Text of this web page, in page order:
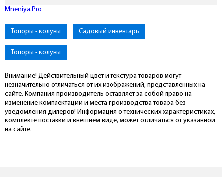
Mneniya.Pro
Топоры - колуны Садовый инвентарь
Топоры - колуны
Внимание! Действительный цвет и текстура товаров могут
незначительно отличаться от их изображений, представленных на
сайте. Компания-производитель оставляет за собой право на
изменение комплектации и места производства товара без
уведомления дилеров! Информация о технических характеристиках,
комплекте поставки и внешнем виде, может отличаться от указанной
на сайте.